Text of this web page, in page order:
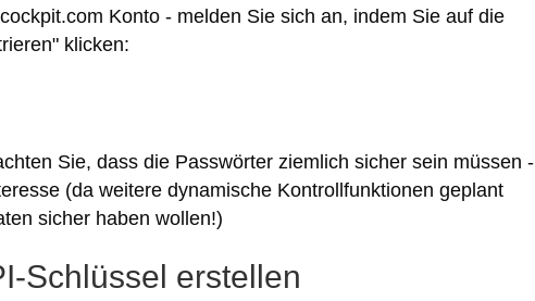
Konto - melden Sie sich an, indem Sie auf die
klicken:
Sie, dass die Passwörter ziemlich sicher sein müssen -
(da weitere dynamische Kontrollfunktionen geplant
sicher haben wollen!)
Schlüssel erstellen